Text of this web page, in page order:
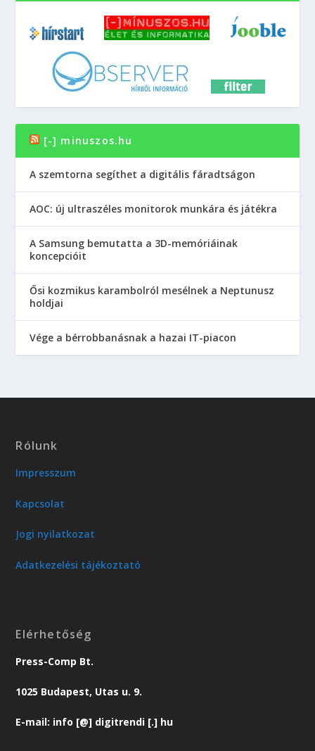
[-] minuszos.hu
A szemtorna segíthet a digitális fáradtságon
AOC: új ultraszéles monitorok munkára és játékra
A Samsung bemutatta a 3D-memóriáinak
koncepcióit
Ősi kozmikus karambolról mesélnek a Neptunusz
holdjai
Vége a bérrobbanásnak a hazai IT-piacon
Rólunk
Impresszum
Kapcsolat
Jogi nyilatkozat
Adatkezelési tájékoztató
Elérhetőség
Press-Comp Bt.
1025 Budapest, Utas u. 9.
E-mail: info [@] digitrendi [.] hu